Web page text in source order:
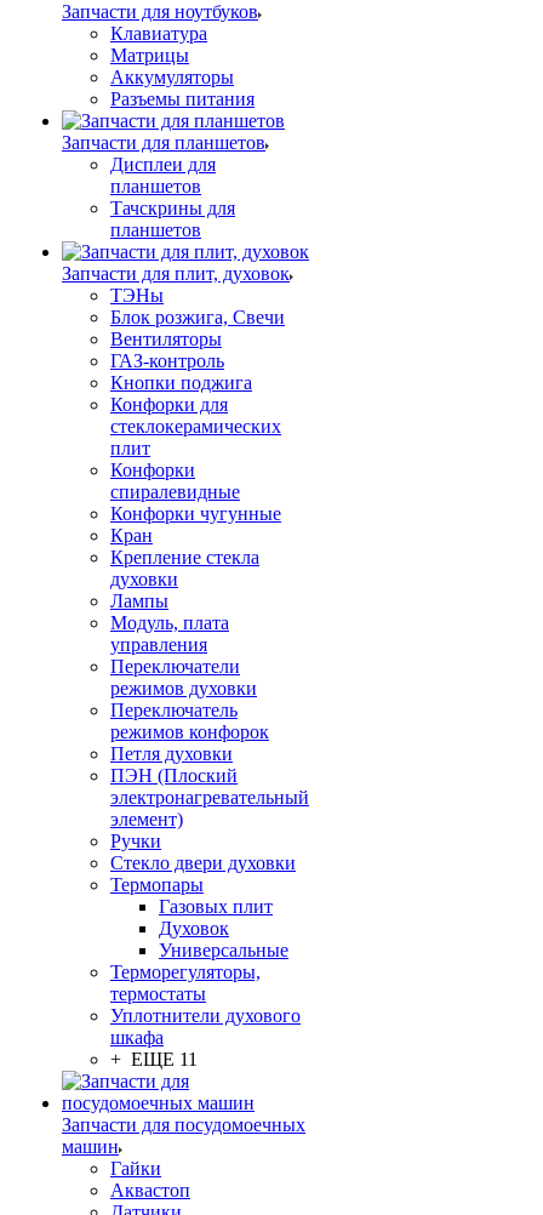
Запчасти для ноутбуков
Клавиатура
Матрицы
Аккумуляторы
Разъемы питания
Запчасти для планшетов
Дисплеи для
планшетов
Тачскрины для
планшетов
Запчасти для плит, духовок
ТЭНы
Блок розжига, Свечи
Вентиляторы
ГАЗ-контроль
Кнопки поджига
Конфорки для
стеклокерамических
плит
Конфорки
спиралевидные
Конфорки чугунные
Кран
Крепление стекла
духовки
Лампы
Модуль, плата
управления
Переключатели
режимов духовки
Переключатель
режимов конфорок
Петля духовки
ПЭН (Плоский
электронагревательный
элемент)
Ручки
Стекло двери духовки
Термопары
Газовых плит
Духовок
Универсальные
Терморегуляторы,
термостаты
Уплотнители духового
шкафа
+ ЕЩЕ 11
Запчасти для посудомоечных
машин
Гайки
Аквастоп